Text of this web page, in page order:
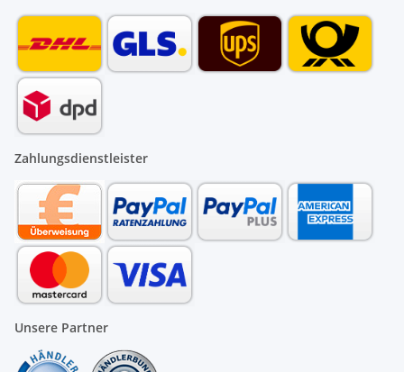
Zahlungsdienstleister
Unsere Partner